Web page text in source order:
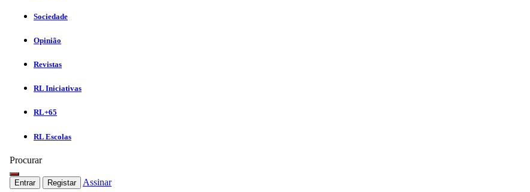
Sociedade
Opinião
Revistas
RL Iniciativas
RL+65
RL Escolas
Procurar
Entrar Registar Assinar